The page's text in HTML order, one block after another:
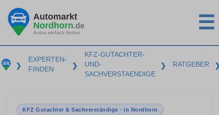
Automarkt
Nordhorn.de
Autos einfach finden ☰
❯
EXPERTEN-
FINDEN
❯
KFZ-GUTACHTER-
UND-
SACHVERSTAENDIGE
❯ RATGEBER
KFZ Gutachter & Sachverständige · in Nordhorn